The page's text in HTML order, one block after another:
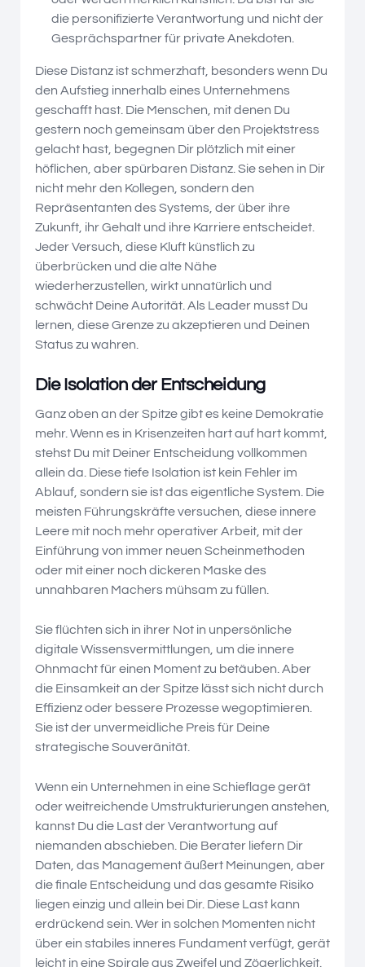
die personifizierte Verantwortung und nicht der
Gesprächspartner für private Anekdoten.
Diese Distanz ist schmerzhaft, besonders wenn Du
den Aufstieg innerhalb eines Unternehmens
geschafft hast. Die Menschen, mit denen Du
gestern noch gemeinsam über den Projektstress
gelacht hast, begegnen Dir plötzlich mit einer
höflichen, aber spürbaren Distanz. Sie sehen in Dir
nicht mehr den Kollegen, sondern den
Repräsentanten des Systems, der über ihre
Zukunft, ihr Gehalt und ihre Karriere entscheidet.
Jeder Versuch, diese Kluft künstlich zu
überbrücken und die alte Nähe
wiederherzustellen, wirkt unnatürlich und
schwächt Deine Autorität. Als Leader musst Du
lernen, diese Grenze zu akzeptieren und Deinen
Status zu wahren.
Die Isolation der Entscheidung
Ganz oben an der Spitze gibt es keine Demokratie
mehr. Wenn es in Krisenzeiten hart auf hart kommt,
stehst Du mit Deiner Entscheidung vollkommen
allein da. Diese tiefe Isolation ist kein Fehler im
Ablauf, sondern sie ist das eigentliche System. Die
meisten Führungskräfte versuchen, diese innere
Leere mit noch mehr operativer Arbeit, mit der
Einführung von immer neuen Scheinmethoden
oder mit einer noch dickeren Maske des
unnahbaren Machers mühsam zu füllen.
Sie flüchten sich in ihrer Not in unpersönliche
digitale Wissensvermittlungen, um die innere
Ohnmacht für einen Moment zu betäuben. Aber
die Einsamkeit an der Spitze lässt sich nicht durch
Effizienz oder bessere Prozesse wegoptimieren.
Sie ist der unvermeidliche Preis für Deine
strategische Souveränität.
Wenn ein Unternehmen in eine Schieflage gerät
oder weitreichende Umstrukturierungen anstehen,
kannst Du die Last der Verantwortung auf
niemanden abschieben. Die Berater liefern Dir
Daten, das Management äußert Meinungen, aber
die finale Entscheidung und das gesamte Risiko
liegen einzig und allein bei Dir. Diese Last kann
erdrückend sein. Wer in solchen Momenten nicht
über ein stabiles inneres Fundament verfügt, gerät
leicht in eine Spirale aus Zweifel und Zögerlichkeit.